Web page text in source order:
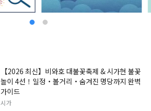
【2026 최신】비와호 대불꽃축제 & 시가현 불꽃
놀이 4선！일정・볼거리・숨겨진 명당까지 완벽
가이드
시가